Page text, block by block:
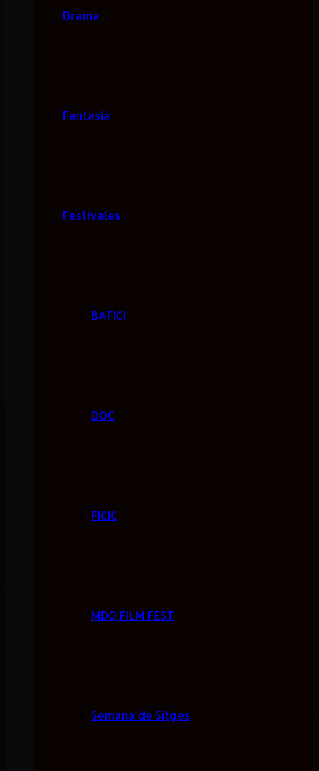
Drama
Fantasía
Festivales
BAFICI
DOC
FICIC
MDQ FILM FEST
Semana de Sitges